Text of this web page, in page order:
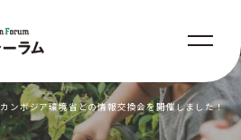
カンボジア環境省との情報交換会を開催しました！